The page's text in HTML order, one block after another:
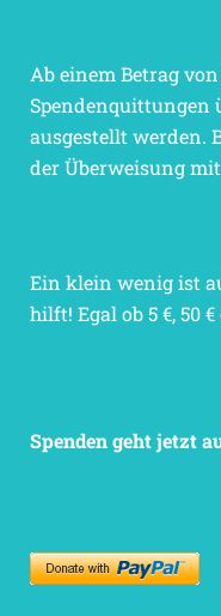
Ab einem Betrag
Spendenquittungen
ausgestellt werden.
der Überweisung
Ein klein wenig ist
hilft! Egal ob 5 €, 50 €
Spenden geht jetzt